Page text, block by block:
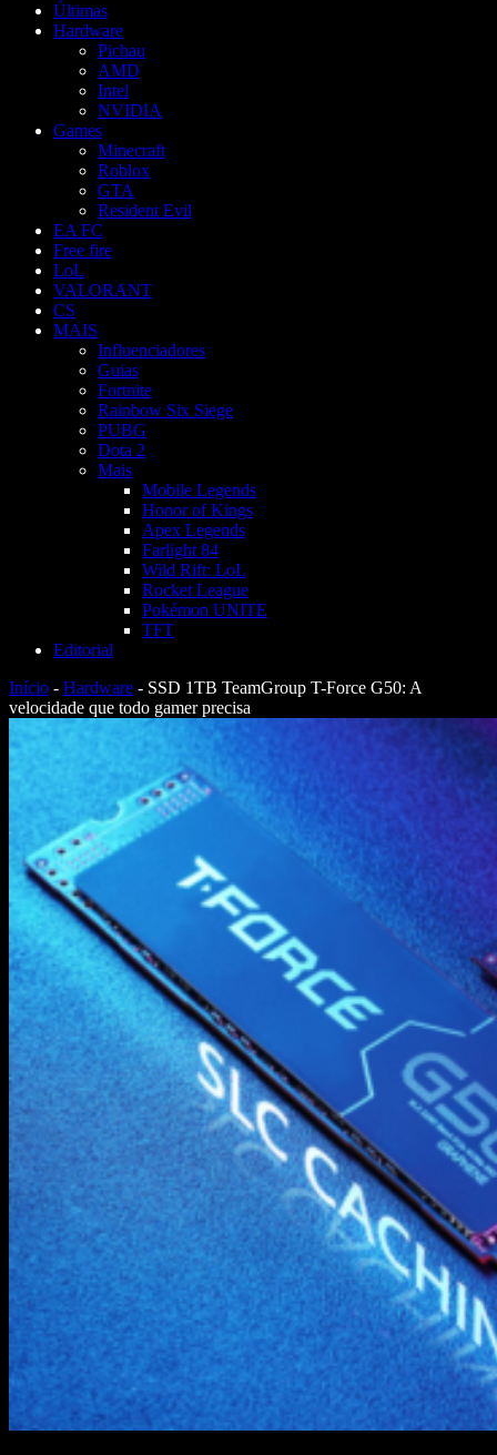
Últimas
Hardware
Pichau
AMD
Intel
NVIDIA
Games
Minecraft
Roblox
GTA
Resident Evil
EA FC
Free fire
LoL
VALORANT
CS
MAIS
Influenciadores
Guias
Fortnite
Rainbow Six Siege
PUBG
Dota 2
Mais
Mobile Legends
Honor of Kings
Apex Legends
Farlight 84
Wild Rift: LoL
Rocket League
Pokémon UNITE
TFT
Editorial
Início - Hardware - SSD 1TB TeamGroup T-Force G50: A
velocidade que todo gamer precisa